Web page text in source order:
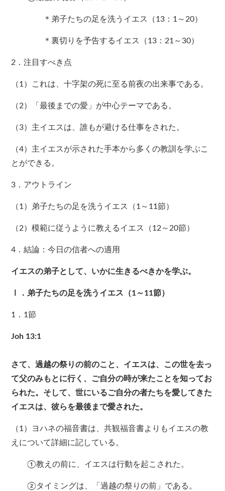
＊弟子たちの足を洗うイエス（13：1～20）
＊裏切りを予告するイエス（13：21～30）
2．注目すべき点
（1）これは、十字架の死に至る前夜の出来事である。
（2）「最後までの愛」が中心テーマである。
（3）主イエスは、誰もが避ける仕事をされた。
（4）主イエスが示された手本から多くの教訓を学ぶこ
とができる。
3．アウトライン
（1）弟子たちの足を洗うイエス（1～11節）
（2）模範に従うように教えるイエス（12～20節）
4．結論：今日の信者への適用
イエスの弟子として、いかに生きるべきかを学ぶ。
Ⅰ．弟子たちの足を洗うイエス（1～11節）
1．1節
Joh 13:1
さて、過越の祭りの前のこと、イエスは、この世を去っ
て父のみもとに行く、ご自分の時が来たことを知ってお
られた。そして、世にいるご自分の者たちを愛してきた
イエスは、彼らを最後まで愛された。
（1）ヨハネの福音書は、共観福音書よりもイエスの教
えについて詳細に記している。
①教えの前に、イエスは行動を起こされた。
②タイミングは、「過越の祭りの前」である。